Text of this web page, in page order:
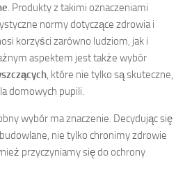
. Produkty z takimi oznaczeniami
normy dotyczące zdrowia i
korzyści zarówno ludziom, jak i
aspektem jest także wybór
, które nie tylko są skuteczne,
domowych pupili.
wybór ma znaczenie. Decydując się
nie tylko chronimy zdrowie
przyczyniamy się do ochrony